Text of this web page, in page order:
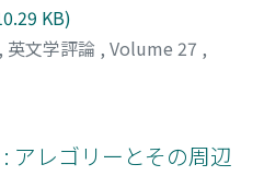
KB)
, 英文学評論 , Volume 27 ,
アレゴリーとその周辺